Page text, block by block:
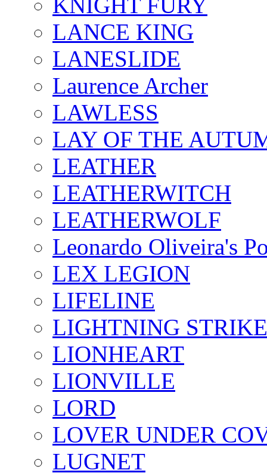
LANCE KING
LANESLIDE
Laurence Archer
LAWLESS
LAY OF THE
LEATHER
LEATHERWITCH
LEATHERWOLF
Leonardo Oliveira's
LEX LEGION
LIFELINE
LIGHTNING
LIONHEART
LIONVILLE
LORD
LOVER UNDER
LUGNET